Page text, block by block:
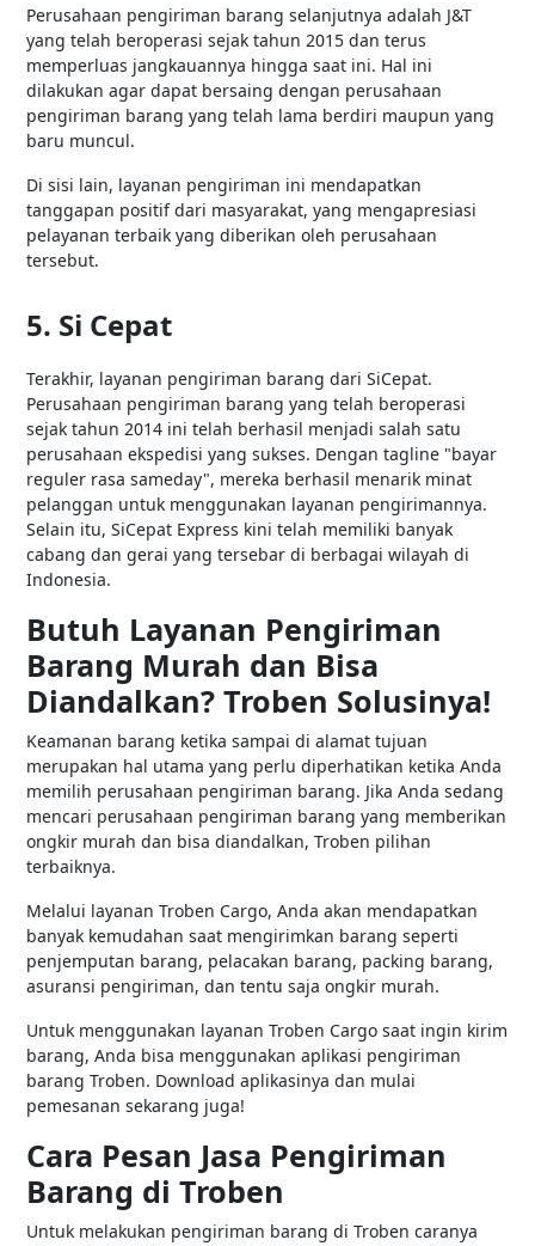
Perusahaan pengiriman barang selanjutnya adalah J&T
yang telah beroperasi sejak tahun 2015 dan terus
memperluas jangkauannya hingga saat ini. Hal ini
dilakukan agar dapat bersaing dengan perusahaan
pengiriman barang yang telah lama berdiri maupun yang
baru muncul.
Di sisi lain, layanan pengiriman ini mendapatkan
tanggapan positif dari masyarakat, yang mengapresiasi
pelayanan terbaik yang diberikan oleh perusahaan
tersebut.
5. Si Cepat
Terakhir, layanan pengiriman barang dari SiCepat.
Perusahaan pengiriman barang yang telah beroperasi
sejak tahun 2014 ini telah berhasil menjadi salah satu
perusahaan ekspedisi yang sukses. Dengan tagline "bayar
reguler rasa sameday", mereka berhasil menarik minat
pelanggan untuk menggunakan layanan pengirimannya.
Selain itu, SiCepat Express kini telah memiliki banyak
cabang dan gerai yang tersebar di berbagai wilayah di
Indonesia.
Butuh Layanan Pengiriman
Barang Murah dan Bisa
Diandalkan? Troben Solusinya!
Keamanan barang ketika sampai di alamat tujuan
merupakan hal utama yang perlu diperhatikan ketika Anda
memilih perusahaan pengiriman barang. Jika Anda sedang
mencari perusahaan pengiriman barang yang memberikan
ongkir murah dan bisa diandalkan, Troben pilihan
terbaiknya.
Melalui layanan Troben Cargo, Anda akan mendapatkan
banyak kemudahan saat mengirimkan barang seperti
penjemputan barang, pelacakan barang, packing barang,
asuransi pengiriman, dan tentu saja ongkir murah.
Untuk menggunakan layanan Troben Cargo saat ingin kirim
barang, Anda bisa menggunakan aplikasi pengiriman
barang Troben. Download aplikasinya dan mulai
pemesanan sekarang juga!
Cara Pesan Jasa Pengiriman
Barang di Troben
Untuk melakukan pengiriman barang di Troben caranya